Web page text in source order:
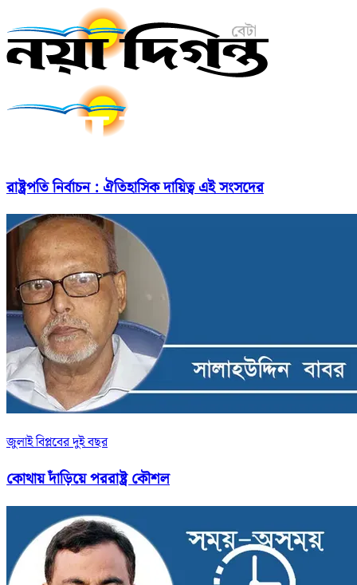
রাষ্ট্রপতি নির্বাচন : ঐতিহাসিক দায়িত্ব এই সংসদের
জুলাই বিপ্লবের দুই বছর
কোথায় দাঁড়িয়ে পররাষ্ট্র কৌশল